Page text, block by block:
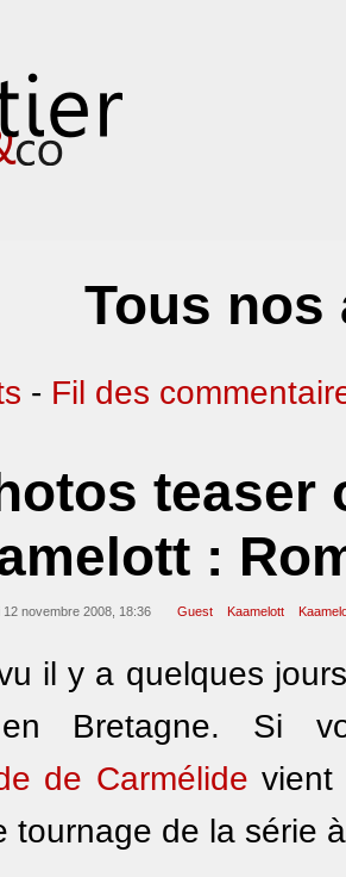
Tous nos
- Fil des
teaser
:
12 novembre 2008, 18:36 Guest Kaamelott
il y a quelques
Bretagne. Si
de Carmélide vient
tournage de la série